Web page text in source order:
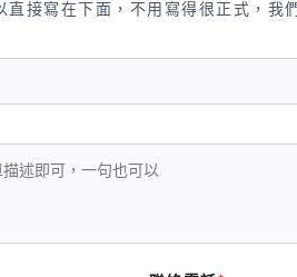
直接寫在下面，不用寫得很正式，